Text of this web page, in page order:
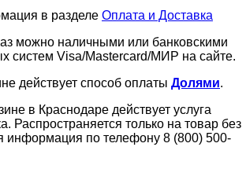
в разделе Оплата и Доставка
можно наличными или банковскими
систем Visa/Mastercard/МИР на сайте.
действует способ оплаты Долями.
в Краснодаре действует услуга
Распространяется только на товар без
информация по телефону 8 (800) 500-